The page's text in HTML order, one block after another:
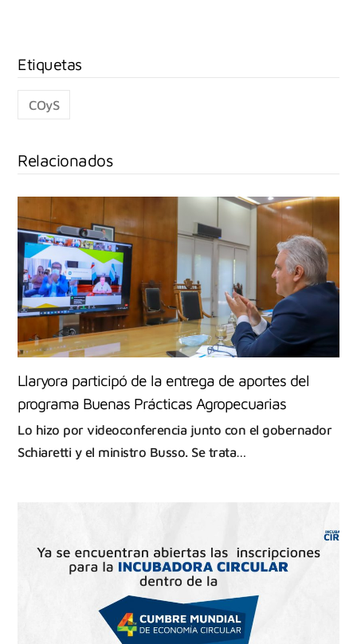
COyS
Relacionados
Llaryora participó de la entrega de aportes del
programa Buenas Prácticas Agropecuarias
Lo hizo por videoconferencia junto con el gobernador
Schiaretti y el ministro Busso. Se trata…